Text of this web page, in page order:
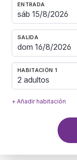
ENTRADA
SALIDA
HABITACIÓN 1
2 adultos
+ Añadir habitación